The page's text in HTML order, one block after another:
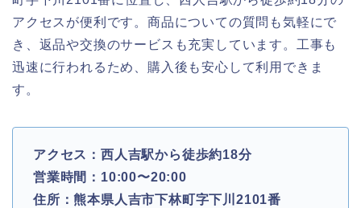
アクセスが便利です。商品についての質問も気軽にで
き、返品や交換のサービスも充実しています。工事も
迅速に行われるため、購入後も安心して利用できま
す。
アクセス：西人吉駅から徒歩約18分
営業時間：10:00〜20:00
住所：熊本県人吉市下林町字下川2101番